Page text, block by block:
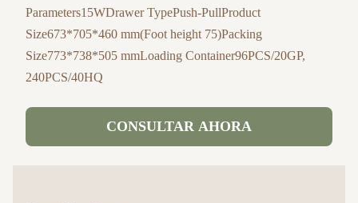
Parameters15WDrawer TypePush-PullProduct
Size673*705*460 mm(Foot height 75)Packing
Size773*738*505 mmLoading Container96PCS/20GP,
240PCS/40HQ
CONSULTAR AHORA